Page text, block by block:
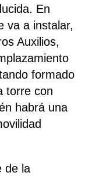
En
va a instalar,
Auxilios,
formado
torre con
habrá una
de la